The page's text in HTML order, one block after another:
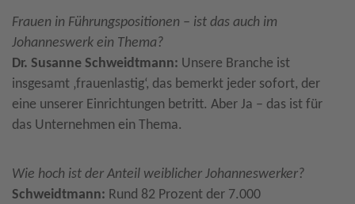
Frauen in Führungspositionen – ist das auch im
Johanneswerk ein Thema?
Dr. Susanne Schweidtmann: Unsere Branche ist
insgesamt ‚frauenlastig‘, das bemerkt jeder sofort, der
eine unserer Einrichtungen betritt. Aber Ja – das ist für
das Unternehmen ein Thema.
Wie hoch ist der Anteil weiblicher Johanneswerker?
Schweidtmann: Rund 82 Prozent der 7.000